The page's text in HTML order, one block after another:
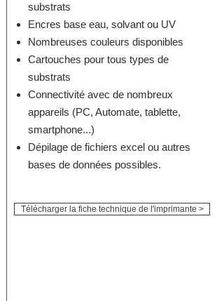
substrats
Encres base eau, solvant ou UV
Nombreuses couleurs disponibles
Cartouches pour tous types de
substrats
Connectivité avec de nombreux
appareils (PC, Automate, tablette,
smartphone...)
Dépilage de fichiers excel ou autres
bases de données possibles.
Télécharger la fiche technique de l'imprimante >